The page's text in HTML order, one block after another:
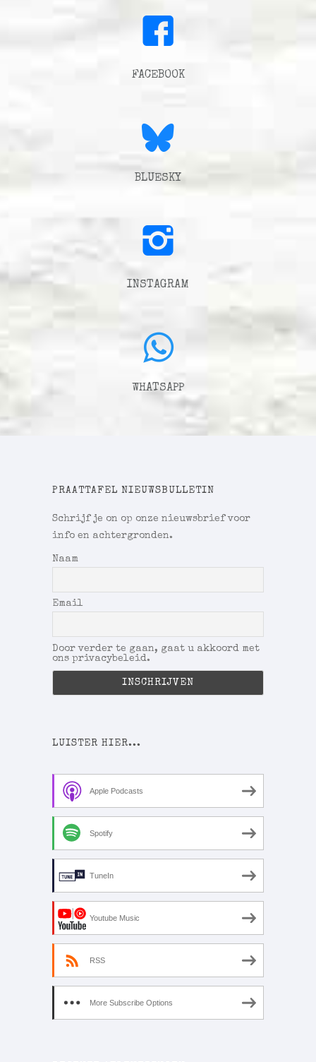
FACEBOOK
BLUESKY
INSTAGRAM
WHATSAPP
PRAATTAFEL NIEUWSBULLETIN
Schrijf je on op onze nieuwsbrief voor
info en achtergronden.
Naam
Email
Door verder te gaan, gaat u akkoord met
ons privacybeleid.
LUISTER HIER...
Apple Podcasts
Spotify
TuneIn
Youtube Music
RSS
More Subscribe Options